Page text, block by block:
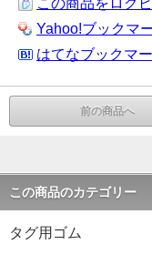
Yahoo!ブックマ
はてなブックマ
前の商品へ
この商品のカテゴリー
タグ用ゴム